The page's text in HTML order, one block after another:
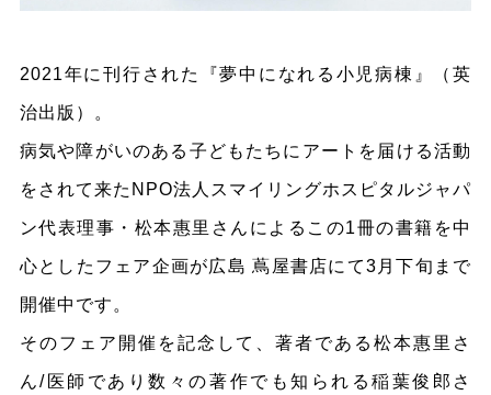
2021年に刊行された『夢中になれる小児病棟』（英
治出版）。
病気や障がいのある子どもたちにアートを届ける活動
をされて来たNPO法人スマイリングホスピタルジャパ
ン代表理事・松本惠里さんによるこの1冊の書籍を中
心としたフェア企画が広島 蔦屋書店にて3月下旬まで
開催中です。
そのフェア開催を記念して、著者である松本惠里さ
ん/医師であり数々の著作でも知られる稲葉俊郎さ